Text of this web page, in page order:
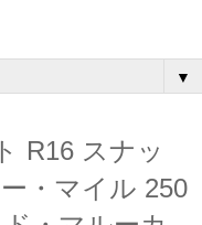
▼
R16 スナッ
・マイル 250